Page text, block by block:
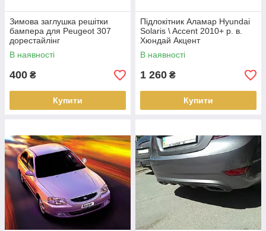
Зимова заглушка решітки
бампера для Peugeot 307
дорестайлінг
В наявності
400 ₴
Купити
Підлокітник Аламар Hyundai
Solaris \ Accent 2010+ р. в.
Хюндай Акцент
В наявності
1 260 ₴
Купити